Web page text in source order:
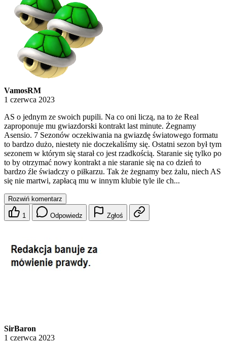
VamosRM
1 czerwca 2023
AS o jednym ze swoich pupili. Na co oni liczą, na to że Real
zaproponuje mu gwiazdorski kontrakt last minute. Żegnamy
Asensio. 7 Sezonów oczekiwania na gwiazdę światowego formatu
to bardzo dużo, niestety nie doczekaliśmy się. Ostatni sezon był tym
sezonem w którym się starał co jest rzadkością. Staranie się tylko po
to by otrzymać nowy kontrakt a nie staranie się na co dzień to
bardzo źle świadczy o piłkarzu. Tak że żegnamy bez żalu, niech AS
się nie martwi, zapłacą mu w innym klubie tyle ile ch...
Rozwiń komentarz
1 Odpowiedz Zgłoś
SirBaron
1 czerwca 2023